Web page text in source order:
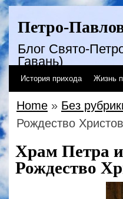
Петро-
Блог Свято-
Гавань)
История прихода Жизнь
Home » Без
Рождество
Храм Петра
Рождество